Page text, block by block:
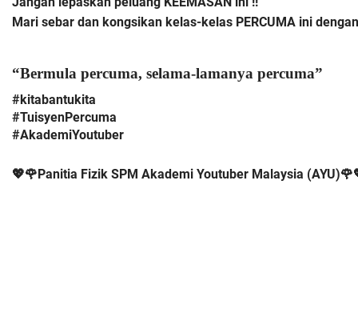
Mari sebar dan kongsikan kelas-kelas PERCUMA ini
“Bermula percuma, selama-lamanya percuma”
#kitabantukita
#TuisyenPercuma
#AkademiYoutuber
💖🌹Panitia Fizik SPM Akademi Youtuber Malaysia